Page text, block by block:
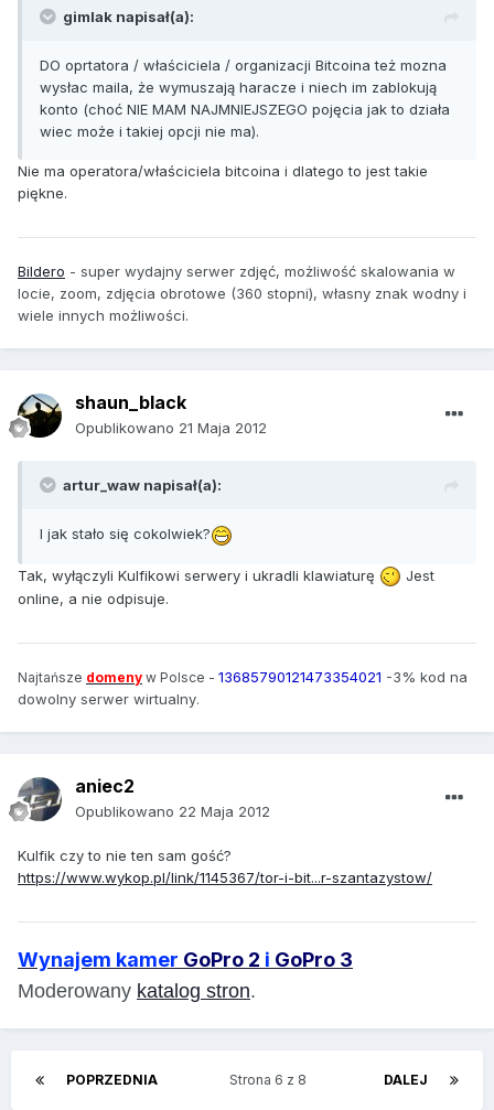
gimlak napisał(a):
DO oprtatora / właściciela / organizacji Bitcoina też mozna
wysłac maila, że wymuszają haracze i niech im zablokują
konto (choć NIE MAM NAJMNIEJSZEGO pojęcia jak to działa
wiec może i takiej opcji nie ma).
Nie ma operatora/właściciela bitcoina i dlatego to jest takie
piękne.
Bildero - super wydajny serwer zdjęć, możliwość skalowania w
locie, zoom, zdjęcia obrotowe (360 stopni), własny znak wodny i
wiele innych możliwości.
shaun_black
Opublikowano 21 Maja 2012
artur_waw napisał(a):
I jak stało się cokolwiek?
Tak, wyłączyli Kulfikowi serwery i ukradli klawiaturę
Jest
online, a nie odpisuje.
Najtańsze domeny w Polsce - 13685790121473354021 -3% kod na
dowolny serwer wirtualny.
aniec2
Opublikowano 22 Maja 2012
Kulfik czy to nie ten sam gość?
https://www.wykop.pl/link/1145367/tor-i-bit...r-szantazystow/
Wynajem kamer GoPro 2 i GoPro 3
Moderowany katalog stron.
POPRZEDNIA DALEJ
Strona 6 z 8